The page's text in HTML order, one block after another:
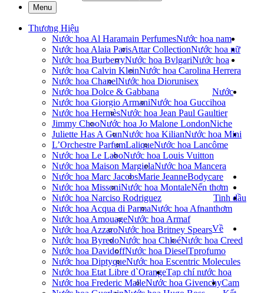
Menu
Thương Hiệu
Nước hoa Al Haramain Perfumes
Nước hoa Alaia ParisAttar Collection
Nước hoa BurberryNước hoa Bvlgari
Nước hoa Calvin KleinNước hoa Carolina Herrera
Nước hoa ChanelNước hoa Dior
Nước hoa Dolce & Gabbana
Nước hoa Giorgio ArmaniNước hoa Gucci
Nước hoa HermèsNước hoa Jean Paul Gaultier
Jimmy ChooNước hoa Jo Malone London
Juliette Has A GunNước hoa Kilian
L’Orchestre ParfumLaliqueNước hoa Lancôme
Nước hoa Le LaboNước hoa Louis Vuitton
Nước hoa Maison MargielaNước hoa Mancera
Nước hoa Marc JacobsMarie Jeanne
Nước hoa MissoniNước hoa Montale
Nước hoa Narciso Rodriguez
Nước hoa Acqua di ParmaNước hoa Afnan
Nước hoa AmouageNước hoa Armaf
Nước hoa AzzaroNước hoa Britney Spears
Nước hoa ByredoNước hoa ChloéNước hoa Creed
Nước hoa DavidoffNước hoa Diesel
Nước hoa DiptyqueNước hoa Escentric Molecules
Nước hoa Etat Libre d`Orange
Nước hoa Frederic MalleNước hoa Givenchy
Nước hoa nam
Nước hoa nữ
Nước hoa
unisex
Nước
hoa
Niche
Nước hoa Mini
Bodycare
Nến thơm
Tinh dầu
thơm
Về
Tprofumo
Tạp chí nước hoa
Cam